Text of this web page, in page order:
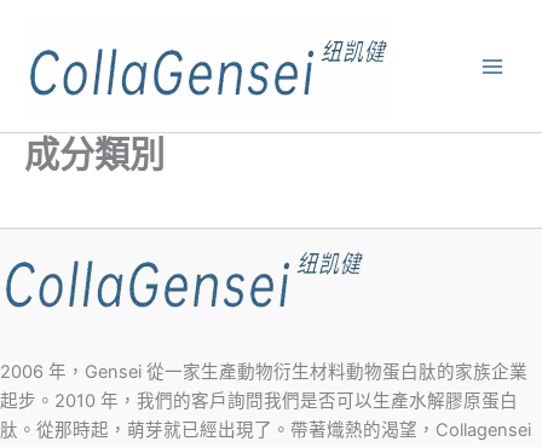
成分類別
2006 年，Gensei 從一家生產動物衍生材料動物蛋白肽的家族企業
起步。2010 年，我們的客戶詢問我們是否可以生產水解膠原蛋白
肽。從那時起，萌芽就已經出現了。帶著熾熱的渴望，Collagensei